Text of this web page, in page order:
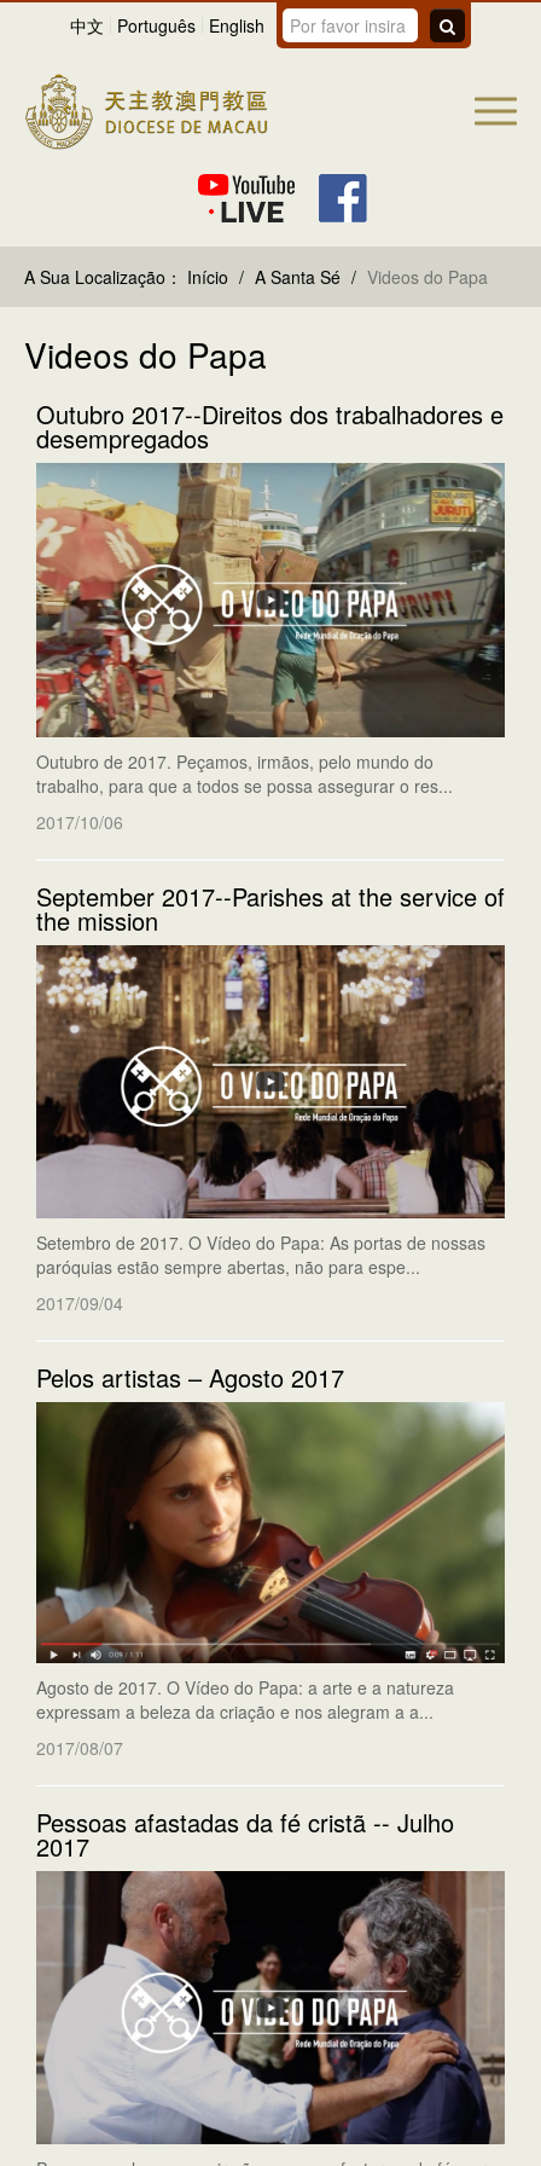
中文 Português English
A Sua Localização： Início / A Santa Sé / Videos do Papa
Videos do Papa
Outubro 2017--Direitos dos trabalhadores e
desempregados
Outubro de 2017. Peçamos, irmãos, pelo mundo do
trabalho, para que a todos se possa assegurar o res...
2017/10/06
September 2017--Parishes at the service of
the mission
Setembro de 2017. O Vídeo do Papa: As portas de nossas
paróquias estão sempre abertas, não para espe...
2017/09/04
Pelos artistas – Agosto 2017
Agosto de 2017. O Vídeo do Papa: a arte e a natureza
expressam a beleza da criação e nos alegram a a...
2017/08/07
Pessoas afastadas da fé cristã -- Julho
2017